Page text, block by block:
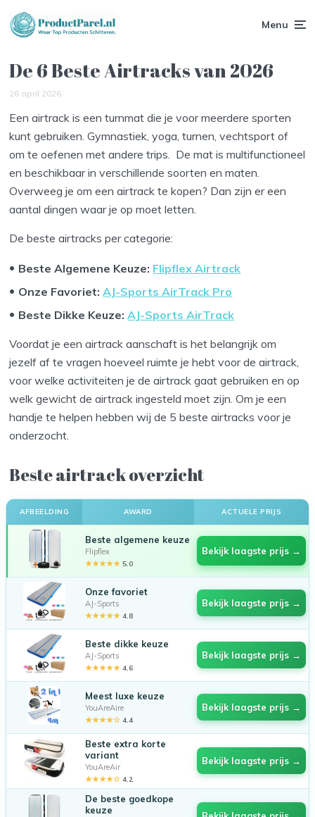
Menu
De 6 Beste Airtracks van 2026
26 april 2026
Een airtrack is een turnmat die je voor meerdere sporten
kunt gebruiken. Gymnastiek, yoga, turnen, vechtsport of
om te oefenen met andere trips. De mat is multifunctioneel
en beschikbaar in verschillende soorten en maten.
Overweeg je om een airtrack te kopen? Dan zijn er een
aantal dingen waar je op moet letten.
De beste airtracks per categorie:
Beste Algemene Keuze: Flipflex Airtrack
Onze Favoriet:AJ-Sports AirTrack Pro
Beste Dikke Keuze:AJ-Sports AirTrack
Voordat je een airtrack aanschaft is het belangrijk om
jezelf af te vragen hoeveel ruimte je hebt voor de airtrack,
voor welke activiteiten je de airtrack gaat gebruiken en op
welk gewicht de airtrack ingesteld moet zijn. Om je een
handje te helpen hebben wij de 5 beste airtracks voor je
onderzocht.
Beste airtrack overzicht
AFBEELDING AWARD ACTUELE PRIJS
Beste algemene keuze
Flipflex
★★★★★ 5.0
Bekijk laagste prijs →
Onze favoriet
AJ-Sports
★★★★★ 4.8
Bekijk laagste prijs →
Beste dikke keuze
AJ-Sports
★★★★★ 4.6
Bekijk laagste prijs →
Meest luxe keuze
YouAreAire
★★★★☆ 4.4
Bekijk laagste prijs →
Beste extra korte
variant
YouAreAir
★★★★☆ 4.2
Bekijk laagste prijs →
De beste goedkope
keuze